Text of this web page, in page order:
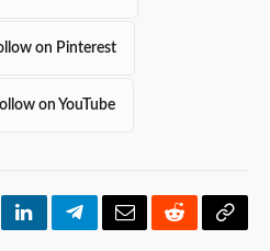
on Pinterest
on YouTube
LinkedInTelegramEmailRedditCopy